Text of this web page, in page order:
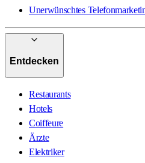
Unerwünschtes
Entdecken
Restaurants
Hotels
Coiffeure
Ärzte
Elektriker